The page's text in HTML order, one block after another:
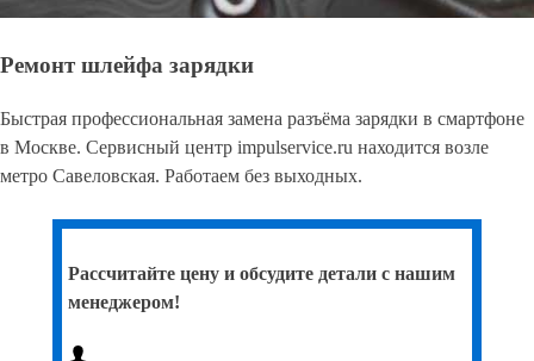
Ремонт шлейфа зарядки
Быстрая профессиональная замена разъёма зарядки в смартфоне
в Москве. Сервисный центр impulservice.ru находится возле
метро Савеловская. Работаем без выходных.
Рассчитайте цену и обсудите детали с нашим
менеджером!